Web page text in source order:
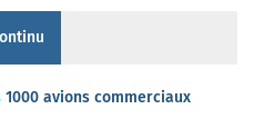
avions commerciaux